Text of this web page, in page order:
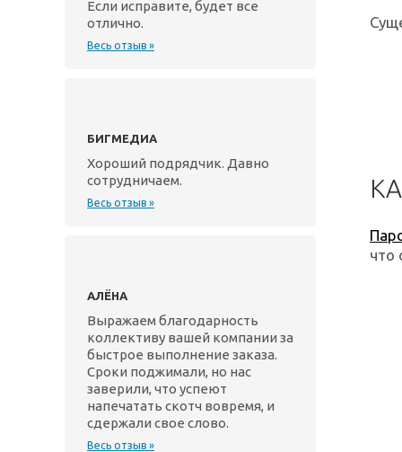
Если исправите, будет все
отлично.
Весь отзыв »
БИГМЕДИА
Хороший подрядчик. Давно
сотрудничаем.
Весь отзыв »
АЛЁНА
Выражаем благодарность
коллективу вашей компании за
быстрое выполнение заказа.
Сроки поджимали, но нас
заверили, что успеют
напечатать скотч вовремя, и
сдержали свое слово.
Весь отзыв »
что